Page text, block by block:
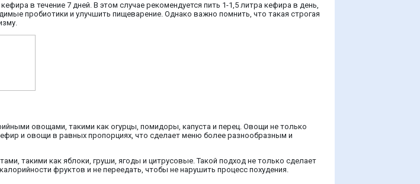
в течение 7 дней. В этом случае рекомендуется пить 1-1,5 литра кефира в день,
пробиотики и улучшить пищеварение. Однако важно помнить, что такая строгая
овощами, такими как огурцы, помидоры, капуста и перец. Овощи не только
и овощи в равных пропорциях, что сделает меню более разнообразным и
такими как яблоки, груши, ягоды и цитрусовые. Такой подход не только сделает
фруктов и не переедать, чтобы не нарушить процесс похудения.